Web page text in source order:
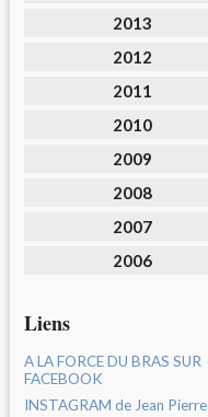
2013
2012
2011
2010
2009
2008
2007
2006
Liens
A LA FORCE DU BRAS SUR
FACEBOOK
INSTAGRAM de Jean Pierre